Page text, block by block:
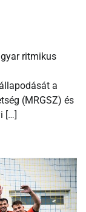
ritmikus
a
(MRGSZ) és
[…]